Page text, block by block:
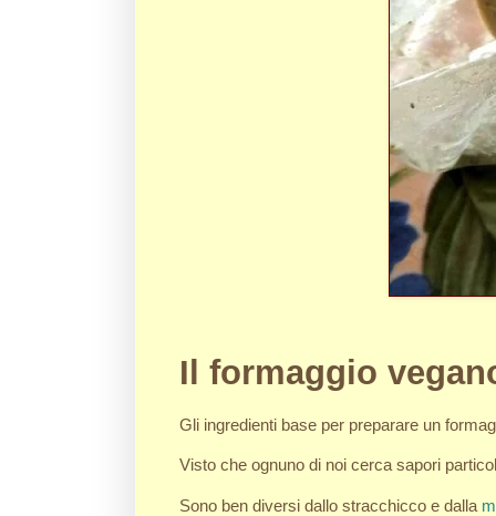
Il formaggio
Gli ingredienti base per preparare un
Visto che ognuno di noi cerca sapori
Sono ben diversi dallo stracchicco e dalla